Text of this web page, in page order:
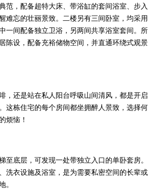
范，配备超特大床、带浴缸的套间浴室、步入
难忘的壮丽景致。二楼另有三间卧室，均采用
一间配备独立卫浴，另两间共享浴室套间。所
陈设，配备充裕储物空间，并直通环绕式观景
，还是站在私人阳台呼吸山间清风，都是开启
这栋住宅的每个房间都坐拥醉人景致，选择何
烦恼！
至底层，可发现一处带独立入口的单卧套房。
洗衣设施及浴室，是为需要私密空间的长辈或
。